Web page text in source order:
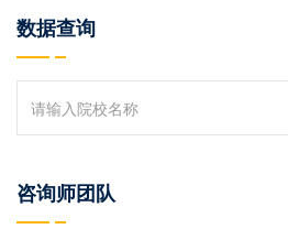
数据查询
咨询师团队